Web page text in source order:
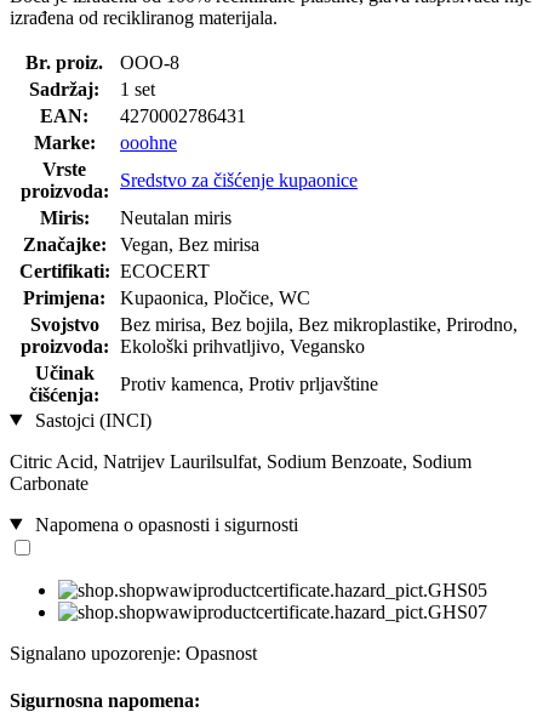
izrađena od recikliranog materijala.
Br. proiz.
OOO-8
Sadržaj:
1 set
EAN:
4270002786431
Marke:
ooohne
Vrste
proizvoda:
Sredstvo za čišćenje kupaonice
Miris:
Neutalan miris
Značajke:
Vegan, Bez mirisa
Certifikati: ECOCERT
Primjena:
Kupaonica, Pločice, WC
Svojstvo
proizvoda:
Bez mirisa, Bez bojila, Bez mikroplastike, Prirodno,
Ekološki prihvatljivo, Vegansko
Učinak
čišćenja:
Protiv kamenca, Protiv prljavštine
Sastojci (INCI)
Citric Acid, Natrijev Laurilsulfat, Sodium Benzoate, Sodium
Carbonate
Napomena o opasnosti i sigurnosti
Signalano upozorenje: Opasnost
Sigurnosna napomena: